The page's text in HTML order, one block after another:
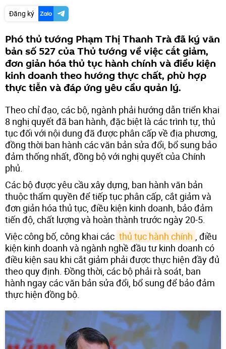
Đăng ký
Phó thủ tướng Phạm Thị Thanh Trà đã ký văn
bản số 527 của Thủ tướng về việc cắt giảm,
đơn giản hóa thủ tục hành chính và điều kiện
kinh doanh theo hướng thực chất, phù hợp
thực tiễn và đáp ứng yêu cầu quản lý.
Theo chỉ đạo, các bộ, ngành phải hướng dẫn triển khai
8 nghị quyết đã ban hành, đặc biệt là các trình tự, thủ
tục đối với nội dung đã được phân cấp về địa phương,
đồng thời ban hành các văn bản sửa đổi, bổ sung bảo
đảm thống nhất, đồng bộ với nghị quyết của Chính
phủ.
Các bộ được yêu cầu xây dựng, ban hành văn bản
thuộc thẩm quyền để tiếp tục phân cấp, cắt giảm và
đơn giản hóa thủ tục, điều kiện kinh doanh, bảo đảm
tiến độ, chất lượng và hoàn thành trước ngày 20-5.
Việc công bố, công khai các thủ tục hành chính , điều
kiện kinh doanh và ngành nghề đầu tư kinh doanh có
điều kiện sau khi cắt giảm phải được thực hiện đầy đủ
theo quy định. Đồng thời, các bộ phải rà soát, ban
hành ngay các văn bản sửa đổi, bổ sung để bảo đảm
thực hiện đồng bộ.